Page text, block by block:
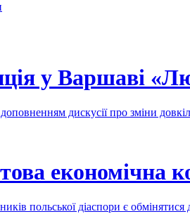
у Варшаві
дискусії про зміни
економічна
польської діаспори є